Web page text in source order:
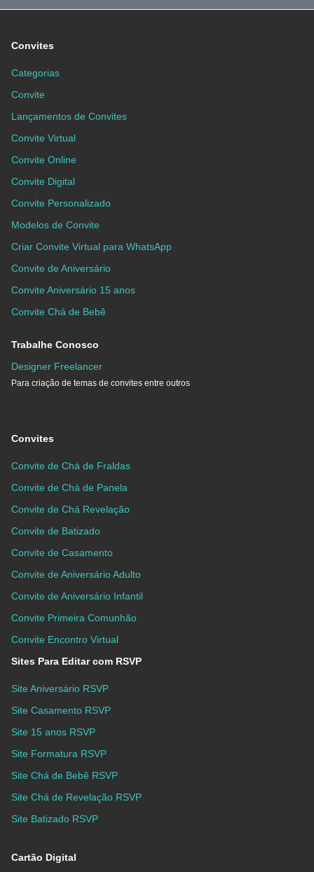
Convites
Categorias
Convite
Lançamentos de Convites
Convite Virtual
Convite Online
Convite Digital
Convite Personalizado
Modelos de Convite
Criar Convite Virtual para WhatsApp
Convite de Aniversário
Convite Aniversário 15 anos
Convite Chá de Bebê
Trabalhe Conosco
Designer Freelancer
Para criação de temas de convites entre outros
Convites
Convite de Chá de Fraldas
Convite de Chá de Panela
Convite de Chá Revelação
Convite de Batizado
Convite de Casamento
Convite de Aniversário Adulto
Convite de Aniversário Infantil
Convite Primeira Comunhão
Convite Encontro Virtual
Sites Para Editar com RSVP
Site Aniversário RSVP
Site Casamento RSVP
Site 15 anos RSVP
Site Formatura RSVP
Site Chá de Bebê RSVP
Site Chá de Revelação RSVP
Site Batizado RSVP
Cartão Digital